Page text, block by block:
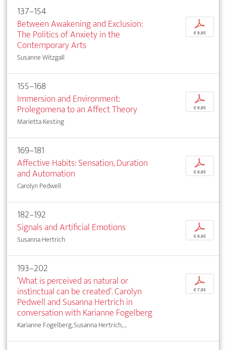
137–154
Between Awakening and Exclusion:
The Politics of Anxiety in the
Contemporary Arts
Susanne Witzgall
p
€ 9,95
155–168
Immersion and Environment:
Prolegomena to an Affect Theory
Marietta Kesting
p
€ 9,95
169–181
Affective Habits: Sensation, Duration
and Automation
Carolyn Pedwell
p
€ 9,95
182–192
Signals and Artificial Emotions
Susanna Hertrich
p
€ 9,95
193–202
‘What is perceived as natural or
instinctual can be created’. Carolyn
Pedwell and Susanna Hertrich in
conversation with Karianne Fogelberg
Karianne Fogelberg, Susanna Hertrich, ...
p
€ 7,95